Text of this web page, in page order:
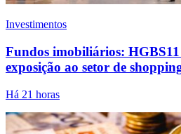
Investimentos
Fundos imobiliários:
exposição ao setor de
Há 21 horas